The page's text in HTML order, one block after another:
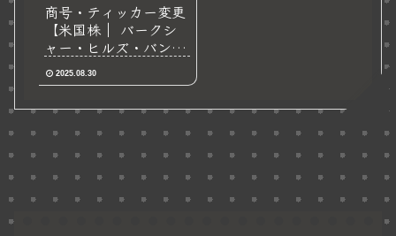
商号・ティッカー変更
【米国株｜ バークシ
ャー・ヒルズ・バンコ
ープ】2025.9.2
2025.08.30